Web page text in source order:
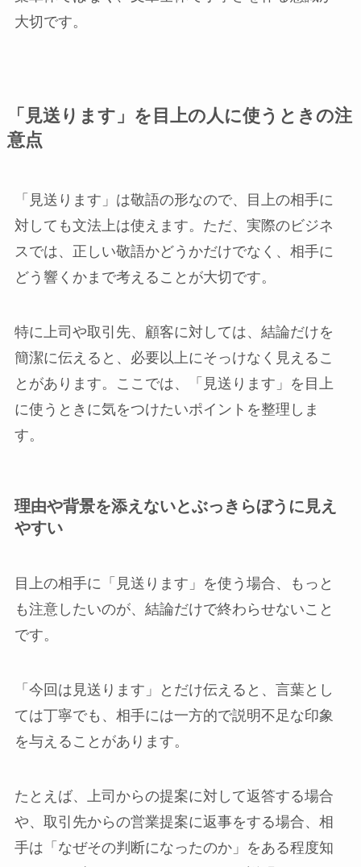
大切です。
「見送ります」を目上の人に使うときの注
意点
「見送ります」は敬語の形なので、目上の相手に
対しても文法上は使えます。ただ、実際のビジネ
スでは、正しい敬語かどうかだけでなく、相手に
どう響くかまで考えることが大切です。
特に上司や取引先、顧客に対しては、結論だけを
簡潔に伝えると、必要以上にそっけなく見えるこ
とがあります。ここでは、「見送ります」を目上
に使うときに気をつけたいポイントを整理しま
す。
理由や背景を添えないとぶっきらぼうに見え
やすい
目上の相手に「見送ります」を使う場合、もっと
も注意したいのが、結論だけで終わらせないこと
です。
「今回は見送ります」とだけ伝えると、言葉とし
ては丁寧でも、相手には一方的で説明不足な印象
を与えることがあります。
たとえば、上司からの提案に対して返答する場合
や、取引先からの営業提案に返事をする場合、相
手は「なぜその判断になったのか」をある程度知